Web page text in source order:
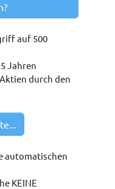
auf 500
Jahren
durch den
automatischen
KEINE